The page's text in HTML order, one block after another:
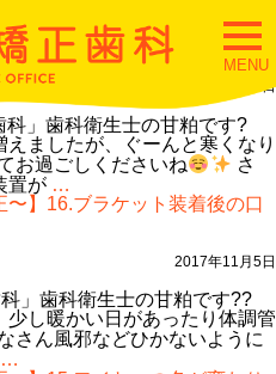
MENU
〜】17.下の歯にも装置が付き
2017年12月16日
科」歯科衛生士の甘粕です?
ましたが、ぐーんと寒くなり
お過ごしくださいね
さ
置が …
指
人〜
大
人
〜】16.ブラケット装着後の口
2017年11月5日
」歯科衛生士の甘粕です??
少し暖かい日があったり体調管
さん風邪などひかないように
…